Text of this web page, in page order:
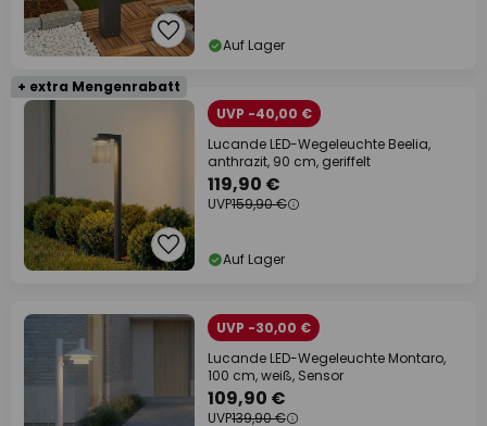
Auf Lager
+ extra Mengenrabatt
UVP -40,00 €
Lucande LED-Wegeleuchte Beelia,
anthrazit, 90 cm, geriffelt
119,90 €
UVP159,90 €
Auf Lager
UVP -30,00 €
Lucande LED-Wegeleuchte Montaro,
100 cm, weiß, Sensor
109,90 €
UVP139,90 €